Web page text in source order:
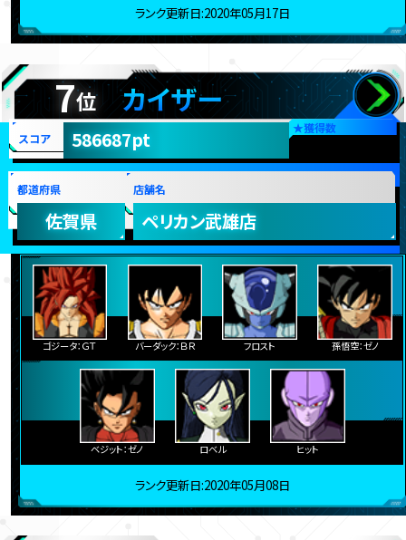
ランク更新日:2020年05月17日
7位 カイザー
★獲得数
スコア 586687pt
都道府県
佐賀県
店舗名
ペリカン武雄店
ゴジータ：ＧＴ バーダック：ＢＲ フロスト 孫悟空：ゼノ
ベジット：ゼノ ロベル ヒット
ランク更新日:2020年05月08日